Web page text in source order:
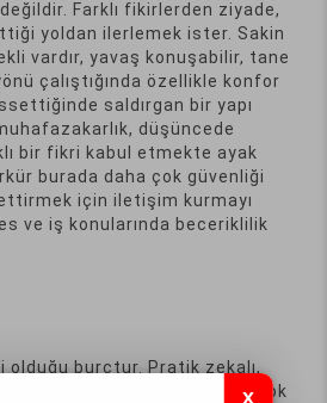
Farklı fikirlerden ziyade,
yoldan ilerlemek ister. Sakin
vardır, yavaş konuşabilir, tane
çalıştığında özellikle konfor
saldırgan bir yapı
düşüncede
bir fikri kabul etmekte ayak
burada daha çok güvenliği
için iletişim kurmayı
ve iş konularında beceriklilik
olduğu burçtur. Pratik zekalı,
kuvvetlidir. Konuşmayı çok